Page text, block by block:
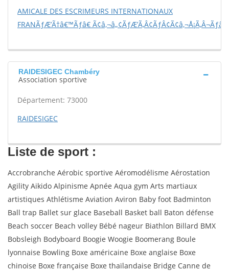
AMICALE DES ESCRIMEURS INTERNATIONAUX
FRANÃƒÆ’Ã†â€™Ãƒâ€
RAIDESIGEC Chambéry
Association sportive
Département: 73000
RAIDESIGEC
Liste de sport :
Accrobranche Aérobic sportive Aéromodélisme Aérostation
Agility Aikido Alpinisme Apnée Aqua gym Arts martiaux
artistiques Athlétisme Aviation Aviron Baby foot Badminton
Ball trap Ballet sur glace Baseball Basket ball Baton défense
Beach soccer Beach volley Bébé nageur Biathlon Billard BMX
Bobsleigh Bodyboard Boogie Woogie Boomerang Boule
lyonnaise Bowling Boxe américaine Boxe anglaise Boxe
chinoise Boxe française Boxe thaïlandaise Bridge Canne de